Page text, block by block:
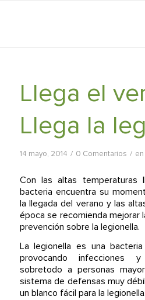
Llega el
Llega la
14 mayo, 2014 / 0 Comentarios / en
Con las altas temperaturas
bacteria encuentra su
la llegada del verano y las
época se recomienda mejorar
prevención sobre la legionella.
La legionella es una
provocando infecciones
sobretodo a personas
sistema de defensas muy
un blanco fácil para la legionella.